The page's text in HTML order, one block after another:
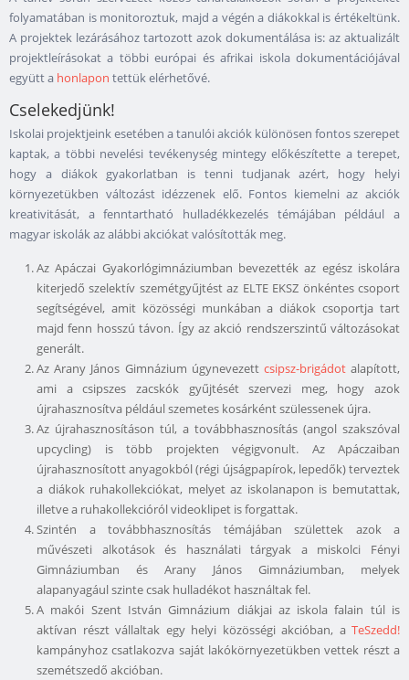
folyamatában is monitoroztuk, majd a végén a diákokkal is értékeltünk.
A projektek lezárásához tartozott azok dokumentálása is: az aktualizált
projektleírásokat a többi európai és afrikai iskola dokumentációjával
együtt a honlapon tettük elérhetővé.
Cselekedjünk!
Iskolai projektjeink esetében a tanulói akciók különösen fontos szerepet
kaptak, a többi nevelési tevékenység mintegy előkészítette a terepet,
hogy a diákok gyakorlatban is tenni tudjanak azért, hogy helyi
környezetükben változást idézzenek elő. Fontos kiemelni az akciók
kreativitását, a fenntartható hulladékkezelés témájában például a
magyar iskolák az alábbi akciókat valósították meg.
Az Apáczai Gyakorlógimnáziumban bevezették az egész iskolára
kiterjedő szelektív szemétgyűjtést az ELTE EKSZ önkéntes csoport
segítségével, amit közösségi munkában a diákok csoportja tart
majd fenn hosszú távon. Így az akció rendszerszintű változásokat
generált.
Az Arany János Gimnázium úgynevezett csipsz-brigádotalapított,
ami a csipszes zacskók gyűjtését szervezi meg, hogy azok
újrahasznosítva például szemetes kosárként szülessenek újra.
Az újrahasznosításon túl, a továbbhasznosítás (angol szakszóval
upcycling) is több projekten végigvonult. Az Apáczaiban
újrahasznosított anyagokból (régi újságpapírok, lepedők) terveztek
a diákok ruhakollekciókat, melyet az iskolanapon is bemutattak,
illetve a ruhakollekcióról videoklipet is forgattak.
Szintén a továbbhasznosítás témájában születtek azok a
művészeti alkotások és használati tárgyak a miskolci Fényi
Gimnáziumban és Arany János Gimnáziumban, melyek
alapanyagául szinte csak hulladékot használtak fel.
A makói Szent István Gimnázium diákjai az iskola falain túl is
aktívan részt vállaltak egy helyi közösségi akcióban, a TeSzedd!
kampányhoz csatlakozva saját lakókörnyezetükben vettek részt a
szemétszedő akcióban.